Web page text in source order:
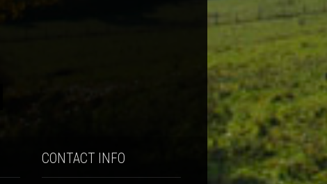
CONTACT INFO